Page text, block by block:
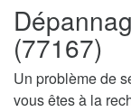
(77167)
Un problème de
vous êtes à la